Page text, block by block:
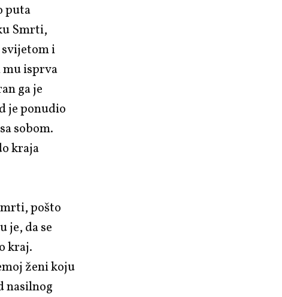
puta
Smrti,
i
mu isprva
ga je
je ponudio
sobom.
kraja
pošto
je, da se
kraj.
ženi koju
nasilnog